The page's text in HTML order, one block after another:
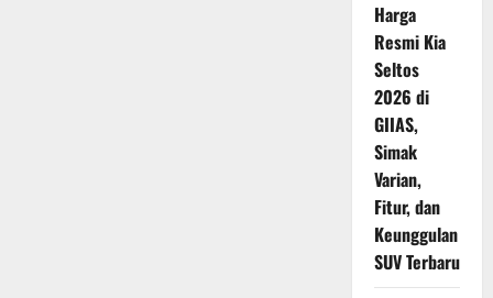
Harga
Resmi Kia
Seltos
2026 di
GIIAS,
Simak
Varian,
Fitur, dan
Keunggulan
SUV Terbaru